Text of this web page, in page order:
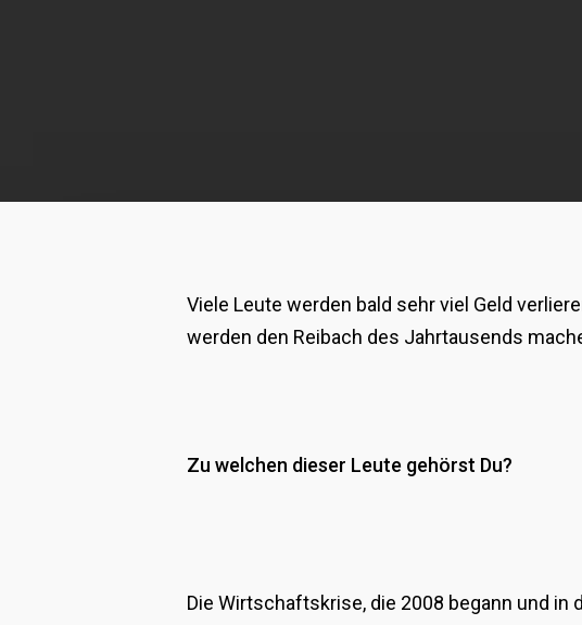
Viele Leute werden bald sehr viel Geld
werden den Reibach des Jahrtausends
Zu welchen dieser Leute gehörst Du?
Die Wirtschaftskrise, die 2008 begann und